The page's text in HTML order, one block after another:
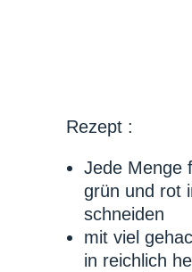
Rezept :
Jede Menge
grün und rot
schneiden
mit viel
in reichlich